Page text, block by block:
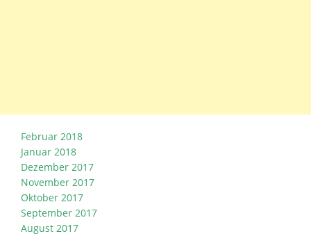
Februar 2018
Januar 2018
Dezember 2017
November 2017
Oktober 2017
September 2017
August 2017